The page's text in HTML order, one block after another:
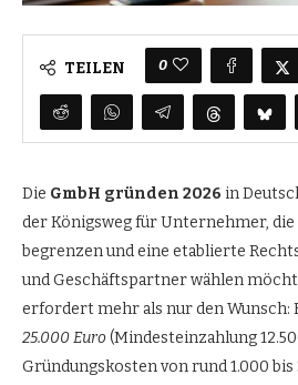
TEILEN 0
Die GmbH gründen 2026 in
der Königsweg für Unternehmer,
begrenzen und eine etablierte
und Geschäftspartner wählen
erfordert mehr als nur den Wunsch:
25.000 Euro(Mindesteinzahlung
Gründungskosten von rund 1.000 bis